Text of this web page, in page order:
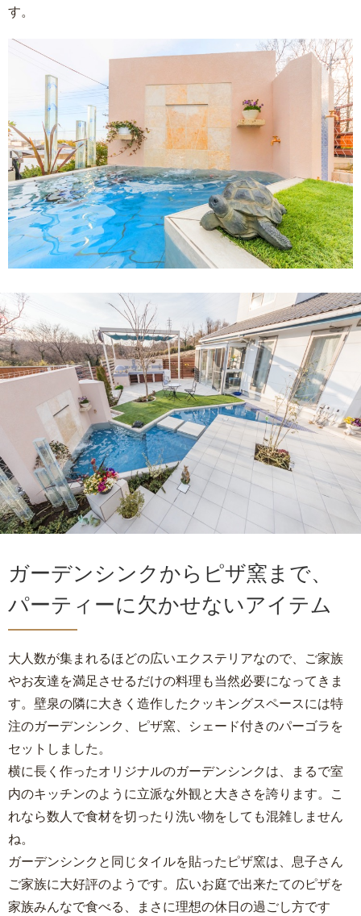
す。
ガーデンシンクからピザ窯まで、
パーティーに欠かせないアイテム
大人数が集まれるほどの広いエクステリアなので、ご家族
やお友達を満足させるだけの料理も当然必要になってきま
す。壁泉の隣に大きく造作したクッキングスペースには特
注のガーデンシンク、ピザ窯、シェード付きのパーゴラを
セットしました。
横に長く作ったオリジナルのガーデンシンクは、まるで室
内のキッチンのように立派な外観と大きさを誇ります。こ
れなら数人で食材を切ったり洗い物をしても混雑しません
ね。
ガーデンシンクと同じタイルを貼ったピザ窯は、息子さん
ご家族に大好評のようです。広いお庭で出来たてのピザを
家族みんなで食べる、まさに理想の休日の過ごし方です